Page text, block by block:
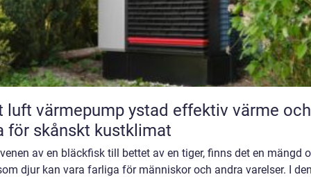
värmepump ystad effektiv värme och
för skånskt kustklimat
av en bläckfisk till bettet av en tiger, finns det en mängd
djur kan vara farliga för människor och andra varelser. I